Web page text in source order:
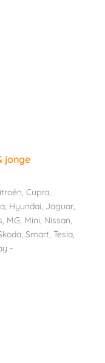
jonge
,Cupra,
, Hyundai, Jaguar,
, MG, Mini, Nissan,
,Smart,Tesla,
-